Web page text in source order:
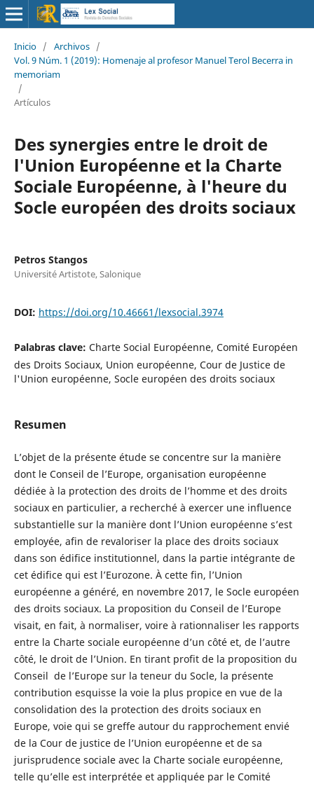
Inicio / Archivos /
Vol. 9 Núm. 1 (2019): Homenaje al profesor Manuel Terol Becerra in
memoriam
/
Artículos
Des synergies entre le droit de
l'Union Européenne et la Charte
Sociale Européenne, à l'heure du
Socle européen des droits sociaux
Petros Stangos
Université Artistote, Salonique
DOI: https://doi.org/10.46661/lexsocial.3974
Palabras clave: Charte Social Européenne, Comité Européen
des Droits Sociaux, Union européenne, Cour de Justice de
l'Union européenne, Socle européen des droits sociaux
Resumen
L’objet de la présente étude se concentre sur la manière
dont le Conseil de l’Europe, organisation européenne
dédiée à la protection des droits de l’homme et des droits
sociaux en particulier, a recherché à exercer une influence
substantielle sur la manière dont l’Union européenne s’est
employée, afin de revaloriser la place des droits sociaux
dans son édifice institutionnel, dans la partie intégrante de
cet édifice qui est l’Eurozone. À cette fin, l’Union
européenne a généré, en novembre 2017, le Socle européen
des droits sociaux. La proposition du Conseil de l’Europe
visait, en fait, à normaliser, voire à rationnaliser les rapports
entre la Charte sociale européenne d’un côté et, de l’autre
côté, le droit de l’Union. En tirant profit de la proposition du
Conseil de l’Europe sur la teneur du Socle, la présente
contribution esquisse la voie la plus propice en vue de la
consolidation des la protection des droits sociaux en
Europe, voie qui se greffe autour du rapprochement envié
de la Cour de justice de l’Union européenne et de sa
jurisprudence sociale avec la Charte sociale européenne,
telle qu’elle est interprétée et appliquée par le Comité